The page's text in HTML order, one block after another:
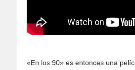
«En los 90» es entonces una